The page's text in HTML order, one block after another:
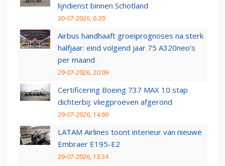
lijndienst binnen Schotland
30-07-2026, 6:30
Airbus handhaaft groeiprognoses na sterk
halfjaar: eind volgend jaar 75 A320neo’s
per maand
29-07-2026, 20:09
Certificering Boeing 737 MAX 10 stap
dichterbij: vliegproeven afgerond
29-07-2026, 14:09
LATAM Airlines toont interieur van nieuwe
Embraer E195-E2
29-07-2026, 13:34